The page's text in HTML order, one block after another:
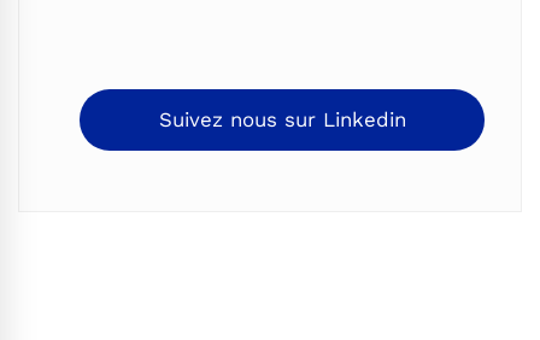
Suivez nous sur Linkedin